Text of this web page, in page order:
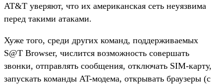
AT&T уверяют, что их американская сеть неуязвима
перед такими атаками.
Хуже того, среди других команд, поддерживаемых
S@T Browser, числится возможность совершать
звонки, отправлять сообщения, отключать SIM-карту,
запускать команды AT-модема, открывать браузеры (с